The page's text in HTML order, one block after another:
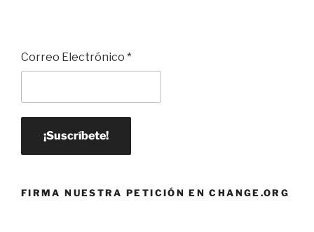
Correo Electrónico *
FIRMA NUESTRA PETICIÓN EN CHANGE.ORG